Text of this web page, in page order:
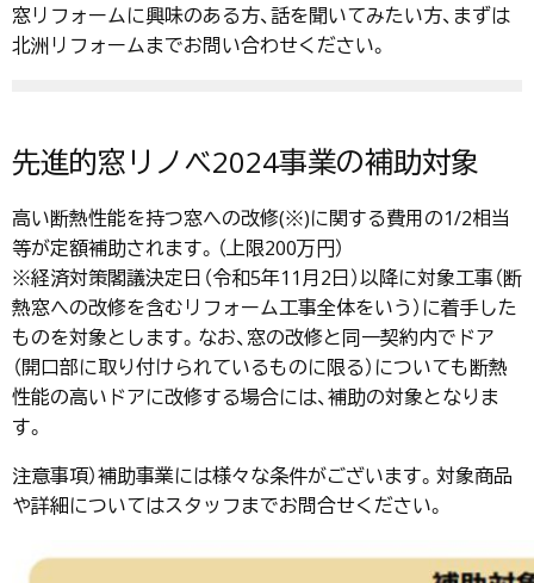
窓リフォームに興味のある方、話を聞いてみたい方、まずは
北洲リフォームまでお問い合わせください。
先進的窓リノベ2024事業の補助対象
高い断熱性能を持つ窓への改修(※)に関する費用の1/2相当
等が定額補助されます。（上限200万円）
※経済対策閣議決定日（令和5年11月2日）以降に対象工事（断
熱窓への改修を含むリフォーム工事全体をいう）に着手した
ものを対象とします。なお、窓の改修と同一契約内でドア
（開口部に取り付けられているものに限る）についても断熱
性能の高いドアに改修する場合には、補助の対象となりま
す。
注意事項）補助事業には様々な条件がございます。対象商品
や詳細についてはスタッフまでお問合せください。